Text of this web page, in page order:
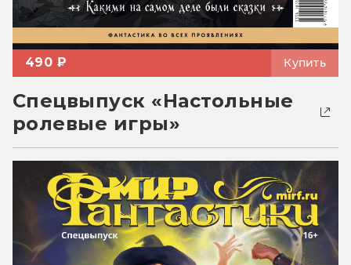
490 ₽ Купить
Спецвыпуск «Настольные
ролевые игры»